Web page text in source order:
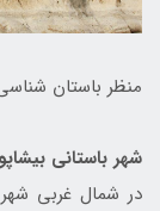
منظر باستان
شهر باستانی
در شمال غربی شهر